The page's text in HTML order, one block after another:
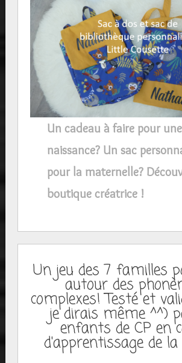
Un cadeau à faire pour une
naissance? Un sac
pour la maternelle?
boutique créatrice !
Un jeu des 7 familles
autour des
complexes! Testé et
je dirais même ^^)
enfants de CP en
d'apprentissage de la